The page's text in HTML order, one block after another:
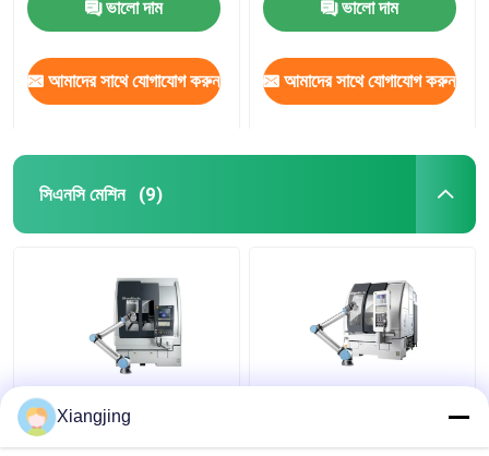
ভালো দাম
আমাদের সাথে যোগাযোগ করুন
ভালো দাম
আমাদের সাথে যোগাযোগ করুন
সিএনসি মেশিন (9)
3 অক্ষের সিএনসি মেশিন
সহযোগিতামূলক রোবট আর্ম
Xiangjing